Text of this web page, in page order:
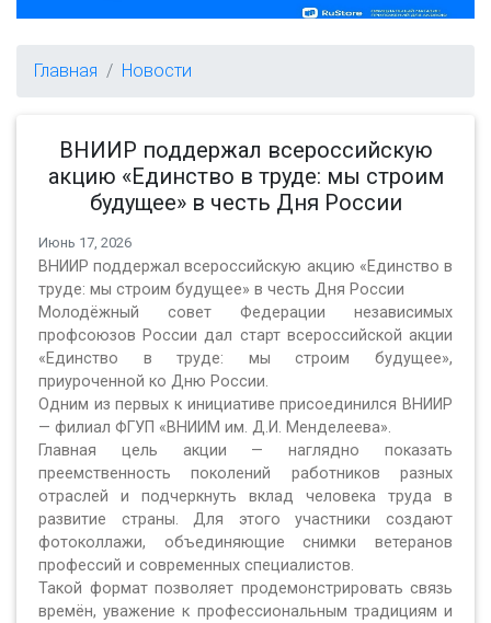
Главная Новости
ВНИИР поддержал всероссийскую
акцию «Единство в труде: мы строим
будущее» в честь Дня России
Июнь 17, 2026
ВНИИР поддержал всероссийскую акцию «Единство в
труде: мы строим будущее» в честь Дня России
Молодёжный совет Федерации независимых
профсоюзов России дал старт всероссийской акции
«Единство в труде: мы строим будущее»,
приуроченной ко Дню России.
Одним из первых к инициативе присоединился ВНИИР
— филиал ФГУП «ВНИИМ им. Д.И. Менделеева».
Главная цель акции — наглядно показать
преемственность поколений работников разных
отраслей и подчеркнуть вклад человека труда в
развитие страны. Для этого участники создают
фотоколлажи, объединяющие снимки ветеранов
профессий и современных специалистов.
Такой формат позволяет продемонстрировать связь
времён, уважение к профессиональным традициям и